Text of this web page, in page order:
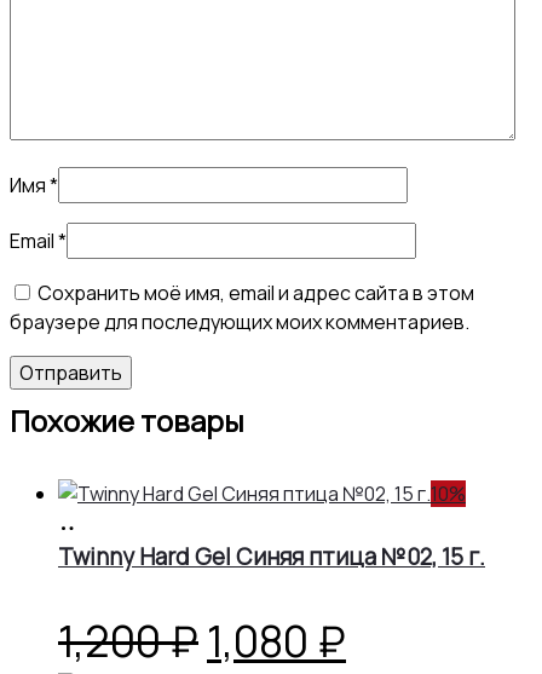
Имя*
Email*
Сохранить моё имя, email и адрес сайта в этом
браузере для последующих моих комментариев.
Похожие товары
10%
корзину
Twinny Hard Gel Синяя птица №02, 15 г.
1,200₽Первоначальная
1,080 ₽